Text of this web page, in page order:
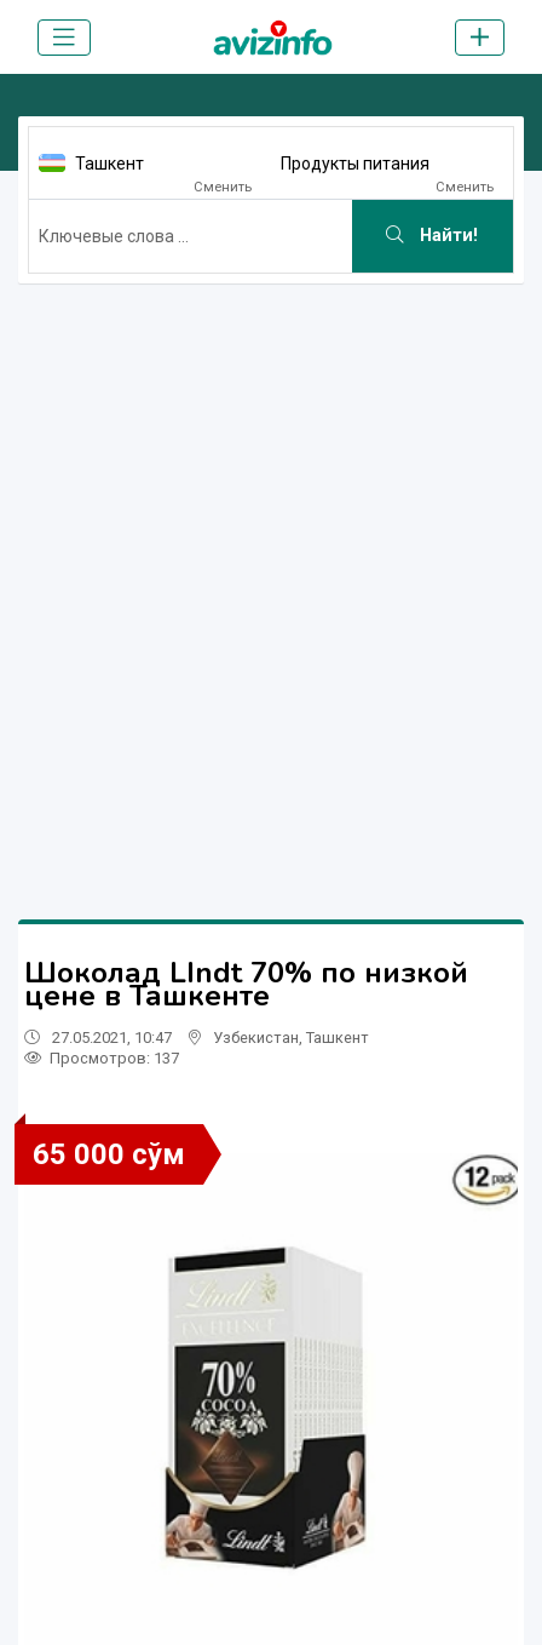
Ташкент
Сменить
Продукты питания
Сменить
Найти!
Шоколад LIndt 70% по низкой
цене в Ташкенте
27.05.2021, 10:47 Узбекистан Ташкент
Просмотров: 137
65 000 сўм